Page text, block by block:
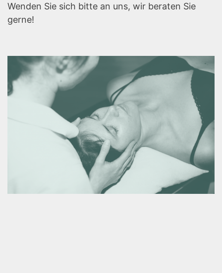
Wenden Sie sich bitte an uns, wir beraten Sie
gerne!